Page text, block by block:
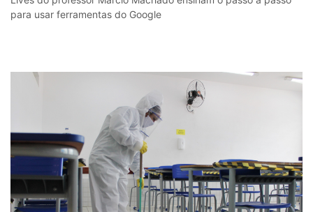
para usar ferramentas do Google